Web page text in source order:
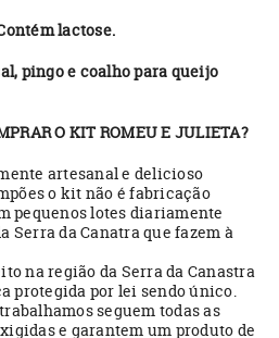
lactose.
pingo e coalho para queijo
O KIT ROMEU E JULIETA?
artesanal e delicioso
o kit não é fabricação
pequenos lotes diariamente
Serra da Canatra que fazem à
na região da Serra da Canastra
protegida por lei sendo único.
seguem todas as
e garantem um produto de